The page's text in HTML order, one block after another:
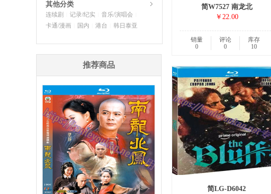
简W7527 南龙北
￥22.00
销量
0
评论
0
库存
10
简LG-D6042
其他分类
连续剧 记录/纪实 音乐/演唱会
卡通/漫画 国内 港台 韩日泰亚
推荐商品